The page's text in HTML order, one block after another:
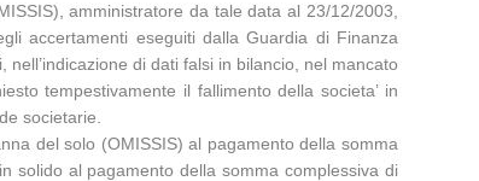
amministratore da tale data al 23/12/2003,
accertamenti eseguiti dalla Guardia di Finanza
di dati falsi in bilancio, nel mancato
tempestivamente il fallimento della societa’ in
societarie.
del solo (OMISSIS) al pagamento della somma
solido al pagamento della somma complessiva di